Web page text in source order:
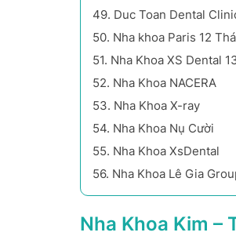
49. Duc Toan Dental
50. Nha khoa Paris 12
51. Nha Khoa XS Dental
52. Nha Khoa NACERA
53. Nha Khoa X-ray
54. Nha Khoa Nụ Cười
55. Nha Khoa XsDental
56. Nha Khoa Lê Gia
Nha Khoa Kim –